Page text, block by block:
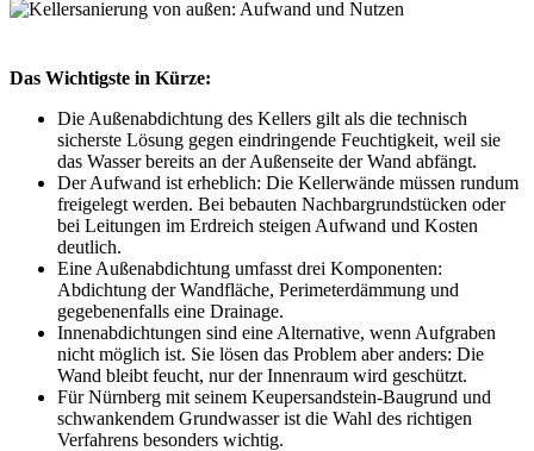
Das Wichtigste in Kürze:
Die Außenabdichtung des Kellers gilt als die technisch
sicherste Lösung gegen eindringende Feuchtigkeit, weil sie
das Wasser bereits an der Außenseite der Wand abfängt.
Der Aufwand ist erheblich: Die Kellerwände müssen rundum
freigelegt werden. Bei bebauten Nachbargrundstücken oder
bei Leitungen im Erdreich steigen Aufwand und Kosten
deutlich.
Eine Außenabdichtung umfasst drei Komponenten:
Abdichtung der Wandfläche, Perimeterdämmung und
gegebenenfalls eine Drainage.
Innenabdichtungen sind eine Alternative, wenn Aufgraben
nicht möglich ist. Sie lösen das Problem aber anders: Die
Wand bleibt feucht, nur der Innenraum wird geschützt.
Für Nürnberg mit seinem Keupersandstein-Baugrund und
schwankendem Grundwasser ist die Wahl des richtigen
Verfahrens besonders wichtig.